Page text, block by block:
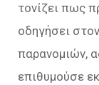
τονίζει πως
οδηγήσει
παρανομιών,
επιθυμούσε